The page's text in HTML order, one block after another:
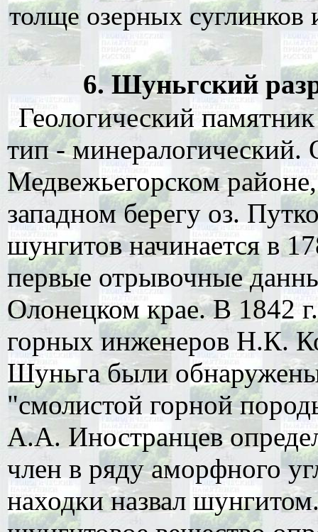
толще озерных
6. Шуньгский
Геологический
тип - минералогический.
Медвежьегорском
западном берегу оз.
шунгитов начинается в
первые отрывочные
Олонецком крае. В 1842
горных инженеров Н.К.
Шуньга были
"смолистой горной
А.А. Иностранцев
член в ряду аморфного
находки назвал